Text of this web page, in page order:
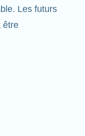
être